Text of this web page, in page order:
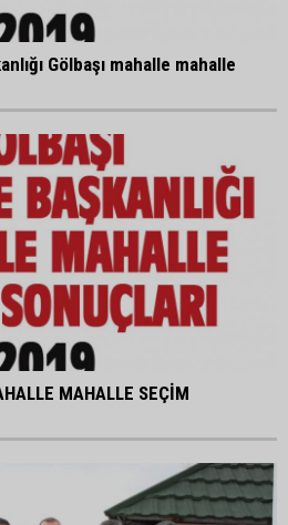
Gölbaşı mahalle mahalle
MAHALLE SEÇİM